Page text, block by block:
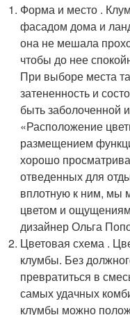
Форма и место .
фасадом дома и
она не мешала
чтобы до нее
При выборе места
затененность и
быть заболоченной
«Расположение
размещением
хорошо
отведенных для
вплотную к ним, мы
цветом и
дизайнер Ольга
Цветовая схема .
клумбы. Без
превратиться в
самых удачных
клумбы можно